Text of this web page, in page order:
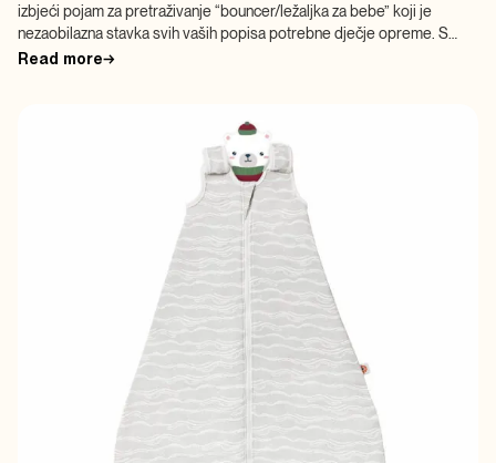
izbjeći pojam za pretraživanje “bouncer/ležaljka za bebe” koji je
nezaobilazna stavka svih vaših popisa potrebne dječje opreme. S
obzirom da […]
Read more→